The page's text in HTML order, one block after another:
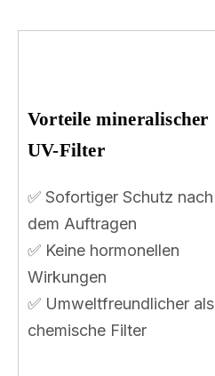
Vorteile mineralischer
UV-Filter
✅ Sofortiger Schutz nach
dem Auftragen
✅ Keine hormonellen
Wirkungen
✅ Umweltfreundlicher als
chemische Filter